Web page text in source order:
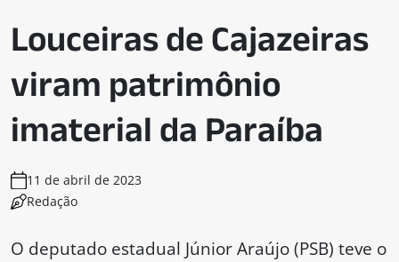
Louceiras de Cajazeiras
viram patrimônio
imaterial da Paraíba
11 de abril de 2023
Redação
O deputado estadual Júnior Araújo (PSB) teve o